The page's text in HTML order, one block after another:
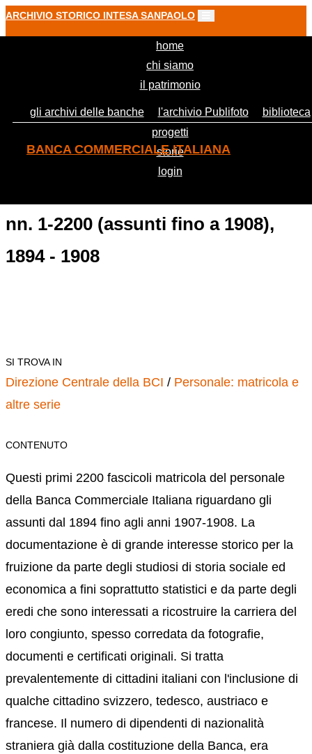
ARCHIVIO STORICO INTESA SANPAOLO
home(current)
chi siamo
il patrimonio
gli archivi delle banche l'archivio Publifoto
biblioteca
progetti
storie
login
BANCA COMMERCIALE ITALIANA
nn. 1-2200 (assunti fino a 1908),
1894 - 1908
SI TROVA IN
Direzione Centrale della BCI / Personale: matricola e
altre serie
CONTENUTO
Questi primi 2200 fascicoli matricola del personale
della Banca Commerciale Italiana riguardano gli
assunti dal 1894 fino agli anni 1907-1908. La
documentazione è di grande interesse storico per la
fruizione da parte degli studiosi di storia sociale ed
economica a fini soprattutto statistici e da parte degli
eredi che sono interessati a ricostruire la carriera del
loro congiunto, spesso corredata da fotografie,
documenti e certificati originali. Si tratta
prevalentemente di cittadini italiani con l'inclusione di
qualche cittadino svizzero, tedesco, austriaco e
francese. Il numero di dipendenti di nazionalità
straniera già dalla costituzione della Banca, era